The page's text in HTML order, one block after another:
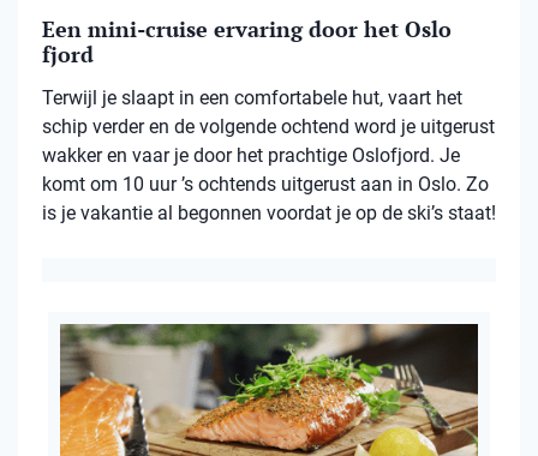
Een mini-cruise ervaring door het Oslo
fjord
Terwijl je slaapt in een comfortabele hut, vaart het
schip verder en de volgende ochtend word je uitgerust
wakker en vaar je door het prachtige Oslofjord. Je
komt om 10 uur ’s ochtends uitgerust aan in Oslo. Zo
is je vakantie al begonnen voordat je op de ski’s staat!